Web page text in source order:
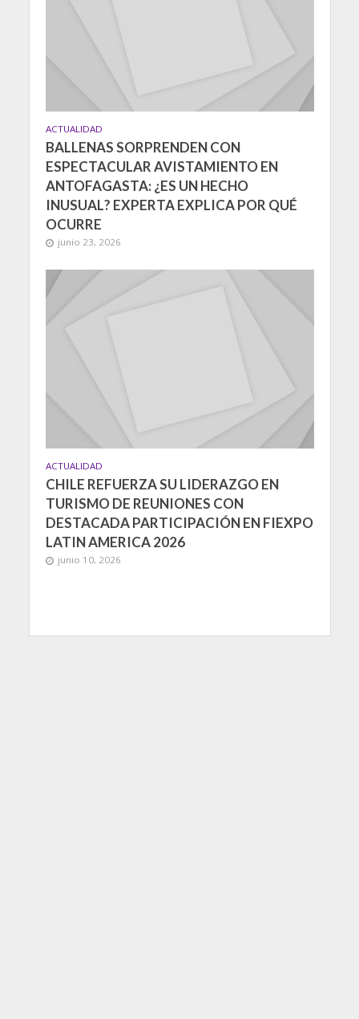
ACTUALIDAD
BALLENAS SORPRENDEN CON
ESPECTACULAR AVISTAMIENTO EN
ANTOFAGASTA: ¿ES UN HECHO
INUSUAL? EXPERTA EXPLICA POR QUÉ
OCURRE
junio 23, 2026
ACTUALIDAD
CHILE REFUERZA SU LIDERAZGO EN
TURISMO DE REUNIONES CON
DESTACADA PARTICIPACIÓN EN FIEXPO
LATIN AMERICA 2026
junio 10, 2026